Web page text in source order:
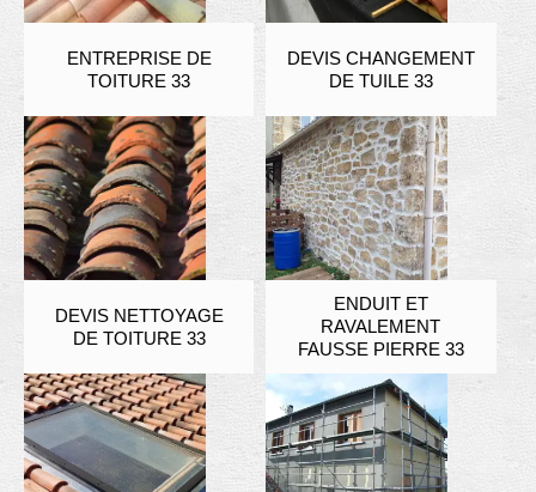
ENTREPRISE DE
TOITURE 33
DEVIS CHANGEMENT
DE TUILE 33
DEVIS NETTOYAGE
DE TOITURE 33
ENDUIT ET
RAVALEMENT
FAUSSE PIERRE 33